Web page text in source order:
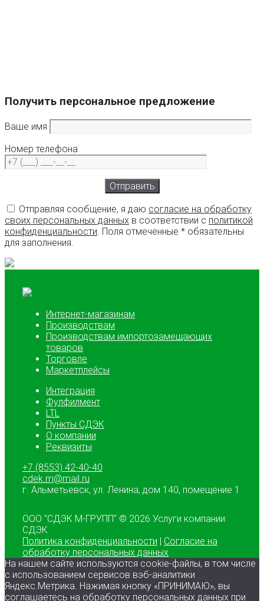
Получить персональное предложение
Ваше имя
Номер телефона
Отправляя сообщение, я даю согласие на обработку
своих персональных данных в соответствии с политикой
конфиденциальности. Поля отмеченные * обязательны
для заполнения.
Интернет-магазинам
Производствам
Производствам импортозамещающих
товаров
Торговле
Маркетплейсы
Интеграция
Фулфилмент
LTL
Пункты СДЭК
О компании
Реквизиты
+7 (8553) 42-40-40
cdek.m@mail.ru
г. Альметьевск, ул. Ленина, дом 140, помещение 1
ООО "СДЭК М-ГРУПП" © 2026 Услуги компании
СДЭК
Политика конфиденциальности | Согласие на
обработку персональных данных
На нашем сайте используются cookie-файлы, в том числе
с использованием сервисов вэб-аналитики
Яндекс.Метрика. Нажимая кнопку «ПРИНИМАЮ», вы
соглашаетесь на обработку персональных данных при